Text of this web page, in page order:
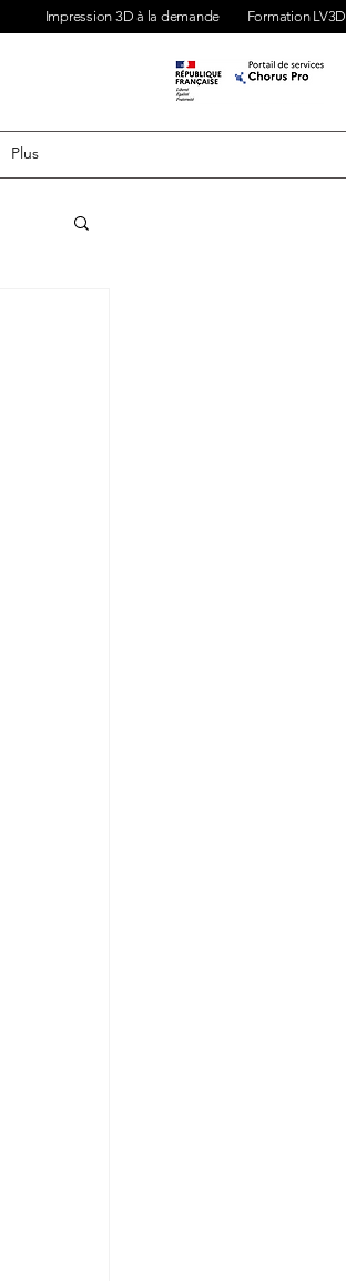
Impression 3D à la demande Formation LV3D
Plus